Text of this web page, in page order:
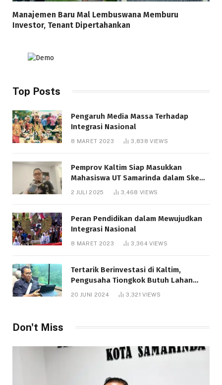
Manajemen Baru Mal Lembuswana Memburu
Investor, Tenant Dipertahankan
Top Posts
Pengaruh Media Massa Terhadap
Integrasi Nasional
8 MARET 2023 3,838VIEWS
Pemprov Kaltim Siap Masukkan
Mahasiswa UT Samarinda dalam Skema
Bantuan Pendidikan Gratispol
2 JULI 2025 3,468 VIEWS
Peran Pendidikan dalam Mewujudkan
Integrasi Nasional
8 MARET 2023 3,364VIEWS
Tertarik Berinvestasi di Kaltim,
Pengusaha Tiongkok Butuh Lahan
1.000 Hektare
20 JUNI 2024 3,321VIEWS
Don't Miss